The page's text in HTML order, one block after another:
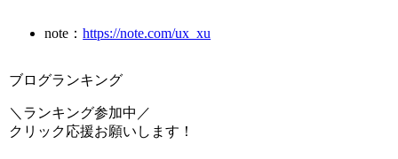
note：https://note.com/ux_xu
ブログランキング
＼ランキング参加中／
クリック応援お願いします！